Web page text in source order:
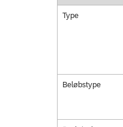
Type
Beløbstype